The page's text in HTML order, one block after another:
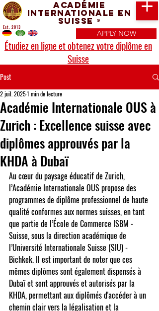
Académie
Internationale en
Suisse ®
APPLY NOW
Étudiez en ligne et obtenez votre diplôme en
Suisse
Est. 2013
Post
Académie Internationale OUS à
Zurich : Excellence suisse avec
diplômes approuvés par la
KHDA à Dubaï
2 juil. 20251 min de lecture
Au cœur du paysage éducatif de Zurich,
l’Académie Internationale OUS propose des
programmes de diplôme professionnel de haute
qualité conformes aux normes suisses, en tant
que partie de l’École de Commerce ISBM -
Suisse, sous la direction académique de
l’Université Internationale Suisse (SIU) -
Bichkek. Il est important de noter que ces
mêmes diplômes sont également dispensés à
Dubaï et sont approuvés et autorisés par la
KHDA, permettant aux diplômés d'accéder à un
chemin clair vers la légalisation et la